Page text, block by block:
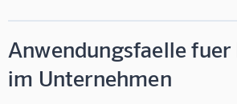
Anwendungsfaelle fuer
im Unternehmen